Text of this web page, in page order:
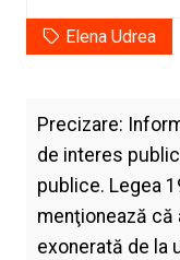
Elena Udrea
Precizare:
de interes
publice. Legea
menţionează
exonerată de la